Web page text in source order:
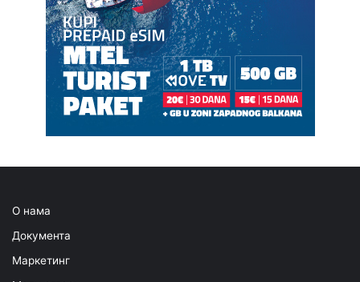
О нама
Документа
Маркетинг